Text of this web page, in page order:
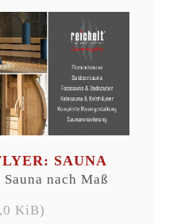
SAUNA
nach Maß
KiB)